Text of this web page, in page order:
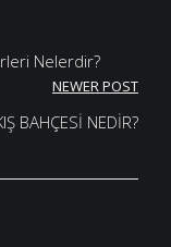
Nelerdir?
NEWER POST
BAHÇESİ NEDİR?